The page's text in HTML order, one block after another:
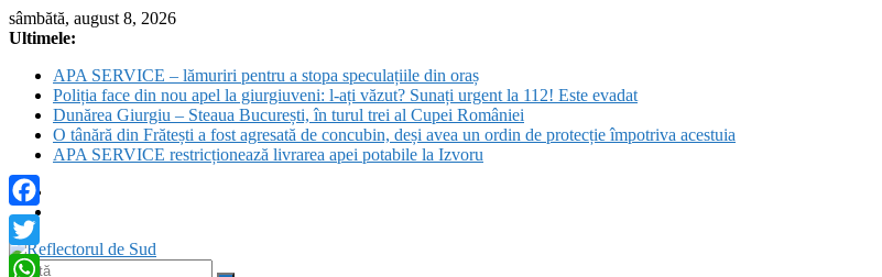
Skip
to
sâmbătă, august 8, 2026
Ultimele:
APA SERVICE – lămuriri pentru a stopa speculațiile din oraș
Poliția face din nou apel la giurgiuveni: l-ați văzut? Sunați urgent la 112! Este evadat
Dunărea Giurgiu – Steaua București, în turul trei al Cupei României
O tânără din Frătești a fost agresată de concubin, deși avea un ordin de protecție împotriva acestuia
APA SERVICE restricționează livrarea apei potabile la Izvoru
Facebook
Twitter